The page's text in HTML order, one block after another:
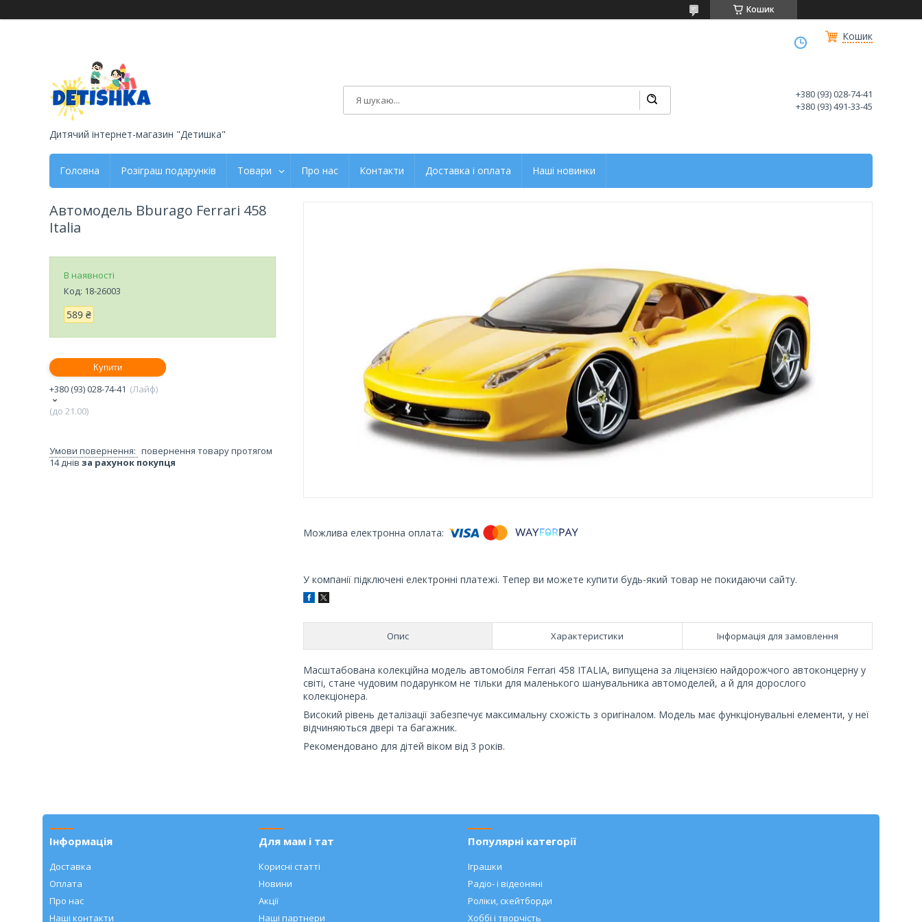
Кошик
Кошик
Дитячий інтернет-магазин "Детишка"
+380 (93) 028-74-41
+380 (93) 491-33-45
Головна Розіграш подарунків Товари Про нас Контакти Доставка і оплата Наші новинки
У компанії підключені електронні платежі. Тепер ви можете купити будь-який товар не покидаючи сайту.
Опис Характеристики Інформація для замовлення
Масштабована колекційна модель автомобіля Ferrari 458 ITALIA, випущена за ліцензією найдорожчого автоконцерну у
світі, стане чудовим подарунком не тільки для маленького шанувальника автомоделей, а й для дорослого
колекціонера.
Високий рівень деталізації забезпечує максимальну схожість з оригіналом. Модель має функціонувальні елементи, у неї
відчиняються двері та багажник.
Рекомендовано для дітей віком від 3 років.
Автомодель Bburago Ferrari 458
Italia
В наявності
Код: 18-26003
589 ₴
Купити
+380 (93) 028-74-41
Лайф
(до 21.00)
повернення товару протягом
14 днів за рахунок покупця
Інформація
Доставка
Оплата
Про нас
Наші контакти
Для мам і тат
Корисні статті
Новини
Акції
Наші партнери
Популярні категорії
Іграшки
Радіо- і відеоняні
Роліки, скейтборди
Хоббі і творчість